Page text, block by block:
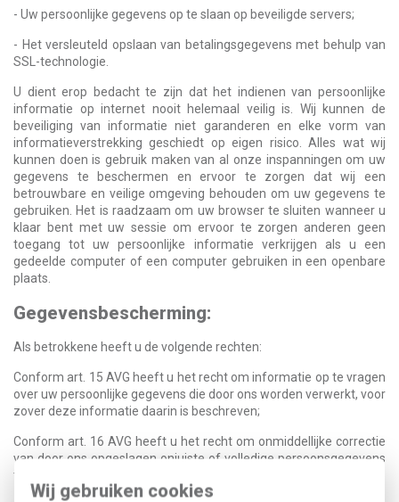
Wij gebruiken cookies
- Uw persoonlijke gegevens op te slaan op beveiligde servers;
- Het versleuteld opslaan van betalingsgegevens met behulp van
SSL-technologie.
U dient erop bedacht te zijn dat het indienen van persoonlijke
informatie op internet nooit helemaal veilig is. Wij kunnen de
beveiliging van informatie niet garanderen en elke vorm van
informatieverstrekking geschiedt op eigen risico. Alles wat wij
kunnen doen is gebruik maken van al onze inspanningen om uw
gegevens te beschermen en ervoor te zorgen dat wij een
betrouwbare en veilige omgeving behouden om uw gegevens te
gebruiken. Het is raadzaam om uw browser te sluiten wanneer u
klaar bent met uw sessie om ervoor te zorgen anderen geen
toegang tot uw persoonlijke informatie verkrijgen als u een
gedeelde computer of een computer gebruiken in een openbare
plaats.
Gegevensbescherming:
Als betrokkene heeft u de volgende rechten:
Conform art. 15 AVG heeft u het recht om informatie op te vragen
over uw persoonlijke gegevens die door ons worden verwerkt, voor
zover deze informatie daarin is beschreven;
Conform art. 16 AVG heeft u het recht om onmiddellijke correctie
van door ons opgeslagen onjuiste of volledige persoonsgegevens
te eisen;